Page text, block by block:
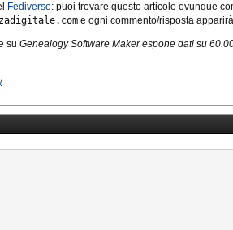
Fediverso: puoi trovare questo articolo ovunque
e ogni commento/risposta
su Genealogy Software Maker espone dati su